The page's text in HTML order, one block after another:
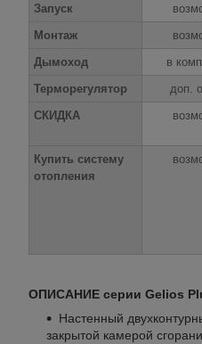
Запуск
Монтаж
Дымоход
в
Терморегулятор
доп.
СКИДКА
Купить систему
отопления
ОПИСАНИЕ серии Gelios
Настенный
закрытой камерой